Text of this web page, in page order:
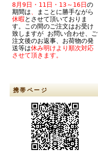
8月9日・11日・13～16日 の
期間は
まことに勝手ながら
休暇 とさせて頂いておりま
す。この間のご注文はお受け
致しますが お問い合わせ、ご
注文後のお返事、お荷物の発
送等は休み明けより順次対応
させて頂きます。
携帯ページ